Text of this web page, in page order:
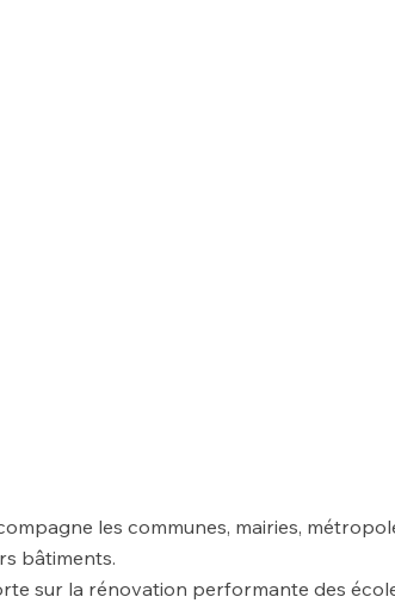
les communes, mairies,
bâtiments.
sur la rénovation performante des